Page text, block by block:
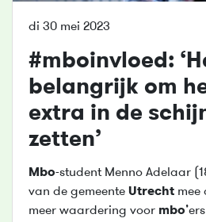
di 30 mei 2023
#mboinvloed:
belangrijk om
extra in de
zetten’
Mbo-student Menno Adelaar
van de gemeente Utrecht mee
meer waardering voor mbo